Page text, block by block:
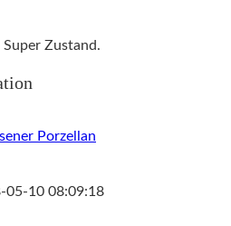
Super Zustand.
Porzellan
05-10 08:09:18